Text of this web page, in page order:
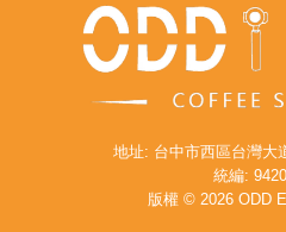
地址: 台中市西區台灣大
統編:
版權 © 2026 ODD